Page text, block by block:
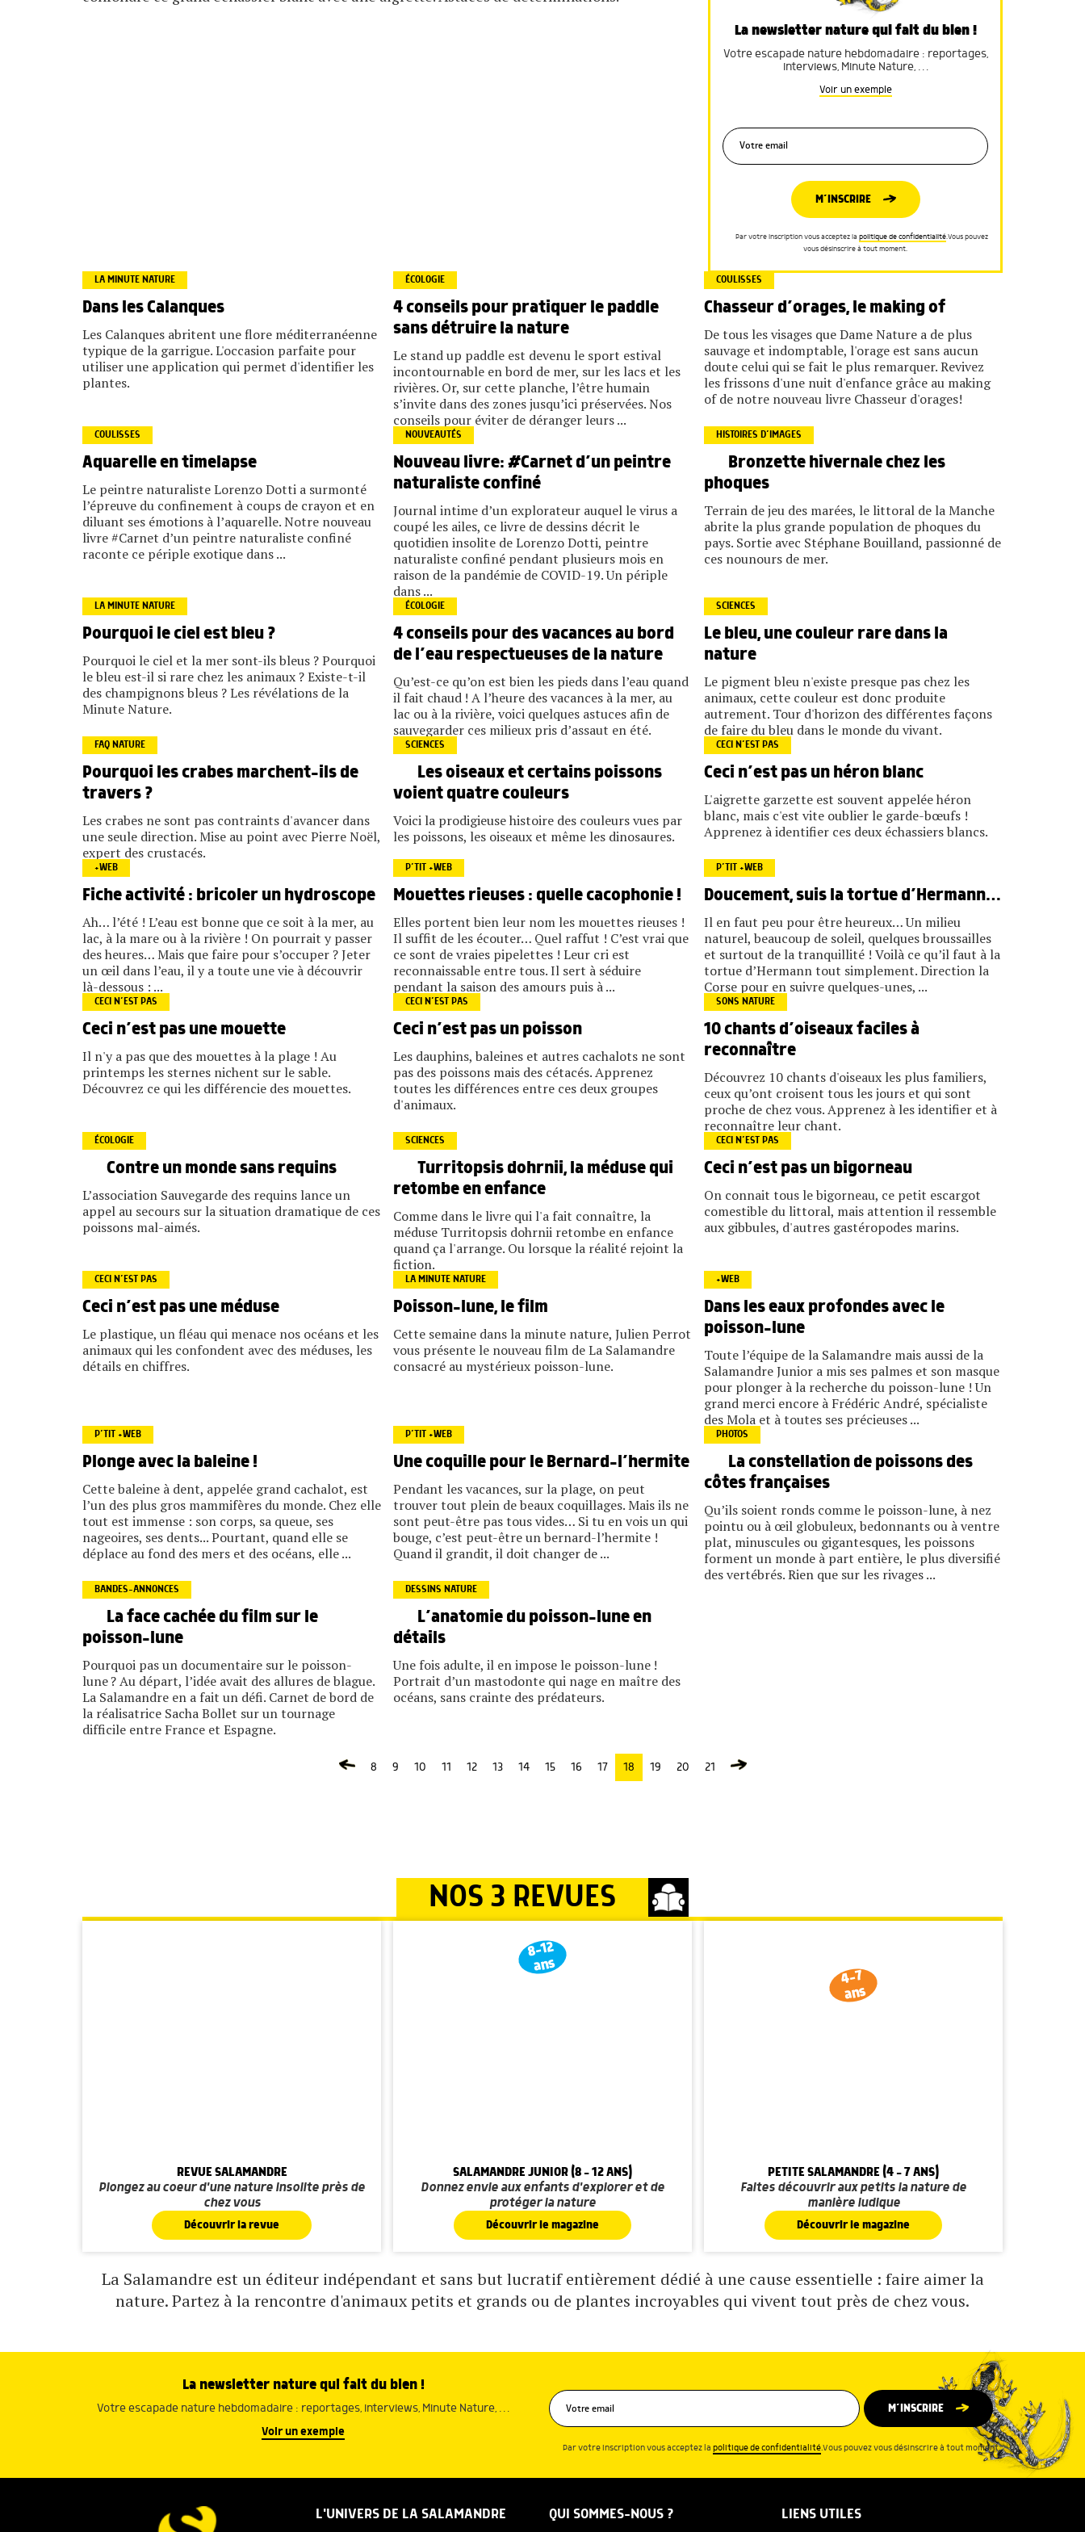
La newsletter nature qui fait du bien !
Votre escapade nature hebdomadaire : reportages,
interviews, Minute Nature, …
Voir un exemple
M’INSCRIRE
Par votre inscription vous acceptez la politique de confidentialité.Vous pouvez
vous désinscrire à tout moment.
LA MINUTE NATURE
Dans les Calanques
Les Calanques abritent une flore méditerranéenne
typique de la garrigue. L'occasion parfaite pour
utiliser une application qui permet d'identifier les
plantes.
ÉCOLOGIE
4 conseils pour pratiquer le paddle
sans détruire la nature
Le stand up paddle est devenu le sport estival
incontournable en bord de mer, sur les lacs et les
rivières. Or, sur cette planche, l’être humain
s’invite dans des zones jusqu’ici préservées. Nos
conseils pour éviter de déranger leurs ...
COULISSES
Chasseur d’orages, le making of
De tous les visages que Dame Nature a de plus
sauvage et indomptable, l'orage est sans aucun
doute celui qui se fait le plus remarquer. Revivez
les frissons d'une nuit d'enfance grâce au making
of de notre nouveau livre Chasseur d'orages!
COULISSES
Aquarelle en timelapse
Le peintre naturaliste Lorenzo Dotti a surmonté
l’épreuve du confinement à coups de crayon et en
diluant ses émotions à l’aquarelle. Notre nouveau
livre #Carnet d’un peintre naturaliste confiné
raconte ce périple exotique dans ...
NOUVEAUTÉS
Nouveau livre: #Carnet d’un peintre
naturaliste confiné
Journal intime d’un explorateur auquel le virus a
coupé les ailes, ce livre de dessins décrit le
quotidien insolite de Lorenzo Dotti, peintre
naturaliste confiné pendant plusieurs mois en
raison de la pandémie de COVID-19. Un périple
dans ...
HISTOIRES D’IMAGES
Bronzette hivernale chez les
phoques
Terrain de jeu des marées, le littoral de la Manche
abrite la plus grande population de phoques du
pays. Sortie avec Stéphane Bouilland, passionné de
ces nounours de mer.
LA MINUTE NATURE
Pourquoi le ciel est bleu ?
Pourquoi le ciel et la mer sont-ils bleus ? Pourquoi
le bleu est-il si rare chez les animaux ? Existe-t-il
des champignons bleus ? Les révélations de la
Minute Nature.
ÉCOLOGIE
4 conseils pour des vacances au bord
de l’eau respectueuses de la nature
Qu’est-ce qu’on est bien les pieds dans l’eau quand
il fait chaud ! A l’heure des vacances à la mer, au
lac ou à la rivière, voici quelques astuces afin de
sauvegarder ces milieux pris d’assaut en été.
SCIENCES
Le bleu, une couleur rare dans la
nature
Le pigment bleu n'existe presque pas chez les
animaux, cette couleur est donc produite
autrement. Tour d'horizon des différentes façons
de faire du bleu dans le monde du vivant.
FAQ NATURE
Pourquoi les crabes marchent-ils de
travers ?
Les crabes ne sont pas contraints d'avancer dans
une seule direction. Mise au point avec Pierre Noël,
expert des crustacés.
SCIENCES
Les oiseaux et certains poissons
voient quatre couleurs
Voici la prodigieuse histoire des couleurs vues par
les poissons, les oiseaux et même les dinosaures.
CECI N’EST PAS
Ceci n’est pas un héron blanc
L'aigrette garzette est souvent appelée héron
blanc, mais c'est vite oublier le garde-bœufs !
Apprenez à identifier ces deux échassiers blancs.
+WEB
Fiche activité : bricoler un hydroscope
Ah… l’été ! L’eau est bonne que ce soit à la mer, au
lac, à la mare ou à la rivière ! On pourrait y passer
des heures… Mais que faire pour s’occuper ? Jeter
un œil dans l’eau, il y a toute une vie à découvrir
là-dessous : ...
P’TIT +WEB
Mouettes rieuses : quelle cacophonie !
Elles portent bien leur nom les mouettes rieuses !
Il suffit de les écouter… Quel raffut ! C’est vrai que
ce sont de vraies pipelettes ! Leur cri est
reconnaissable entre tous. Il sert à séduire
pendant la saison des amours puis à ...
P’TIT +WEB
Doucement, suis la tortue d’Hermann…
Il en faut peu pour être heureux… Un milieu
naturel, beaucoup de soleil, quelques broussailles
et surtout de la tranquillité ! Voilà ce qu’il faut à la
tortue d’Hermann tout simplement. Direction la
Corse pour en suivre quelques-unes, ...
CECI N’EST PAS
Ceci n’est pas une mouette
Il n'y a pas que des mouettes à la plage ! Au
printemps les sternes nichent sur le sable.
Découvrez ce qui les différencie des mouettes.
CECI N’EST PAS
Ceci n’est pas un poisson
Les dauphins, baleines et autres cachalots ne sont
pas des poissons mais des cétacés. Apprenez
toutes les différences entre ces deux groupes
d'animaux.
SONS NATURE
10 chants d’oiseaux faciles à
reconnaître
Découvrez 10 chants d'oiseaux les plus familiers,
ceux qu’ont croisent tous les jours et qui sont
proche de chez vous. Apprenez à les identifier et à
reconnaître leur chant.
ÉCOLOGIE
Contre un monde sans requins
L’association Sauvegarde des requins lance un
appel au secours sur la situation dramatique de ces
poissons mal-aimés.
SCIENCES
Turritopsis dohrnii, la méduse qui
retombe en enfance
Comme dans le livre qui l'a fait connaître, la
méduse Turritopsis dohrnii retombe en enfance
quand ça l'arrange. Ou lorsque la réalité rejoint la
fiction.
CECI N’EST PAS
Ceci n’est pas un bigorneau
On connait tous le bigorneau, ce petit escargot
comestible du littoral, mais attention il ressemble
aux gibbules, d'autres gastéropodes marins.
CECI N’EST PAS
Ceci n’est pas une méduse
Le plastique, un fléau qui menace nos océans et les
animaux qui les confondent avec des méduses, les
détails en chiffres.
LA MINUTE NATURE
Poisson-lune, le film
Cette semaine dans la minute nature, Julien Perrot
vous présente le nouveau film de La Salamandre
consacré au mystérieux poisson-lune.
+WEB
Dans les eaux profondes avec le
poisson-lune
Toute l’équipe de la Salamandre mais aussi de la
Salamandre Junior a mis ses palmes et son masque
pour plonger à la recherche du poisson-lune ! Un
grand merci encore à Frédéric André, spécialiste
des Mola et à toutes ses précieuses ...
P’TIT +WEB
Plonge avec la baleine !
Cette baleine à dent, appelée grand cachalot, est
l’un des plus gros mammifères du monde. Chez elle
tout est immense : son corps, sa queue, ses
nageoires, ses dents... Pourtant, quand elle se
déplace au fond des mers et des océans, elle ...
P’TIT +WEB
Une coquille pour le Bernard-l’hermite
Pendant les vacances, sur la plage, on peut
trouver tout plein de beaux coquillages. Mais ils ne
sont peut-être pas tous vides… Si tu en vois un qui
bouge, c’est peut-être un bernard-l’hermite !
Quand il grandit, il doit changer de ...
PHOTOS
La constellation de poissons des
côtes françaises
Qu’ils soient ronds comme le poisson-lune, à nez
pointu ou à œil globuleux, bedonnants ou à ventre
plat, minuscules ou gigantesques, les poissons
forment un monde à part entière, le plus diversifié
des vertébrés. Rien que sur les rivages ...
BANDES-ANNONCES
La face cachée du film sur le
poisson-lune
Pourquoi pas un documentaire sur le poisson-
lune ? Au départ, l’idée avait des allures de blague.
La Salamandre en a fait un défi. Carnet de bord de
la réalisatrice Sacha Bollet sur un tournage
difficile entre France et Espagne.
DESSINS NATURE
L’anatomie du poisson-lune en
détails
Une fois adulte, il en impose le poisson-lune !
Portrait d’un mastodonte qui nage en maître des
océans, sans crainte des prédateurs.
8 9 10 11 12 13 14 15 16 17 18 19 20 21
NOS 3 REVUES
REVUE SALAMANDRE
Plongez au coeur d'une nature insolite près de
chez vous
Découvrir la revue
8-12
ans
SALAMANDRE JUNIOR (8 - 12 ANS)
Donnez envie aux enfants d'explorer et de
protéger la nature
Découvrir le magazine
4-7
ans
PETITE SALAMANDRE (4 - 7 ANS)
Faites découvrir aux petits la nature de
manière ludique
Découvrir le magazine
La Salamandre est un éditeur indépendant et sans but lucratif entièrement dédié à une cause essentielle : faire aimer la
nature. Partez à la rencontre d'animaux petits et grands ou de plantes incroyables qui vivent tout près de chez vous.
La newsletter nature qui fait du bien !
Votre escapade nature hebdomadaire : reportages, interviews, Minute Nature, …
Voir un exemple
M’INSCRIRE
Par votre inscription vous acceptez lapolitique de confidentialité.Vous pouvez vous désinscrire à tout moment.
L'UNIVERS DE LA SALAMANDRE QUI SOMMES-NOUS ? LIENS UTILES